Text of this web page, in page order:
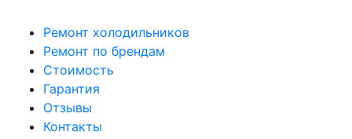
Ремонт холодильников
Ремонт по брендам
Стоимость
Гарантия
Отзывы
Контакты